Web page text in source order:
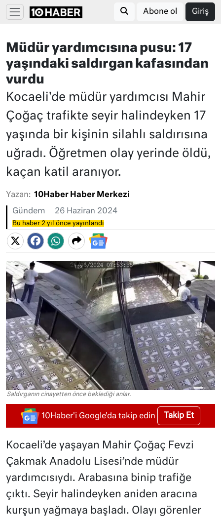
Abone ol Giriş
Müdür yardımcısına pusu: 17
yaşındaki saldırgan kafasından
vurdu
Kocaeli'de müdür yardımcısı Mahir
Çoğaç trafikte seyir halindeyken 17
yaşında bir kişinin silahlı saldırısına
uğradı. Öğretmen olay yerinde öldü,
kaçan katil aranıyor.
Yazan: 10Haber Haber Merkezi
Gündem 26 Haziran 2024
Bu haber 2 yıl önce yayınlandı
Saldırganın cinayetten önce beklediği anlar.
10Haber'i Google'da takip edin Takip Et
Kocaeli’de yaşayan Mahir Çoğaç Fevzi
Çakmak Anadolu Lisesi’nde müdür
yardımcısıydı. Arabasına binip trafiğe
çıktı. Seyir halindeyken aniden aracına
kurşun yağmaya başladı. Olayı görenler